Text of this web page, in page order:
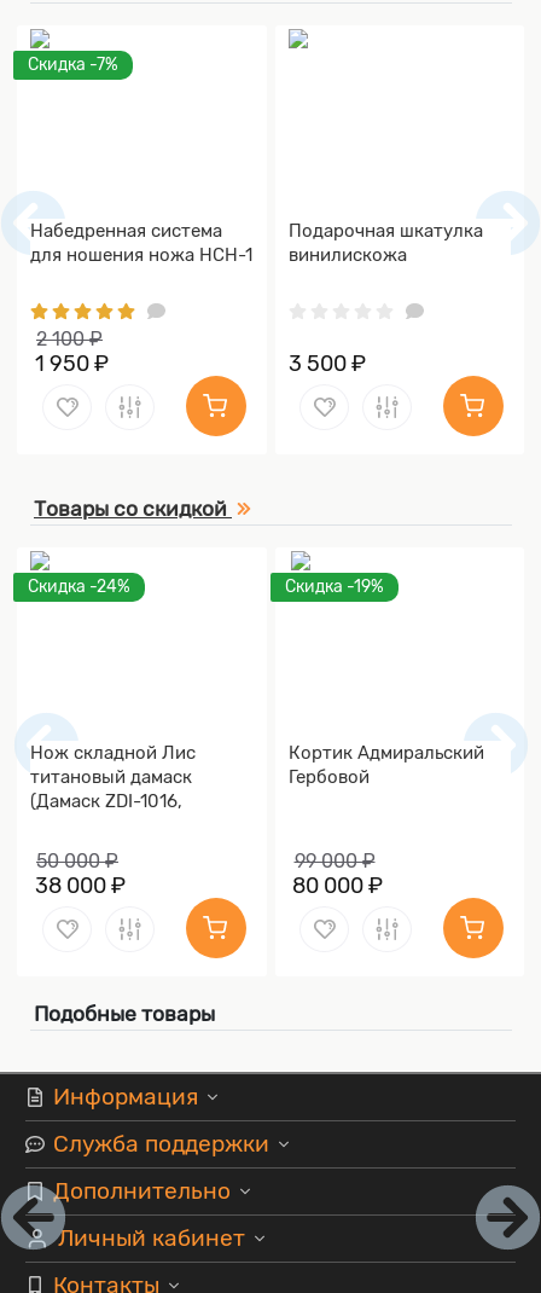
Скидка -7%
Набедренная система
для ношения ножа НСН-1
2 100 ₽
1 950 ₽
Подарочная шкатулка
винилискожа
3 500 ₽
Товары со скидкой
Скидка -24%
Нож складной Лис
титановый дамаск
(Дамаск ZDI-1016,
50 000 ₽
38 000 ₽
Скидка -19%
Кортик Адмиральский
Гербовой
99 000 ₽
80 000 ₽
Подобные товары
Информация
Служба поддержки
Дополнительно
Личный кабинет
Контакты